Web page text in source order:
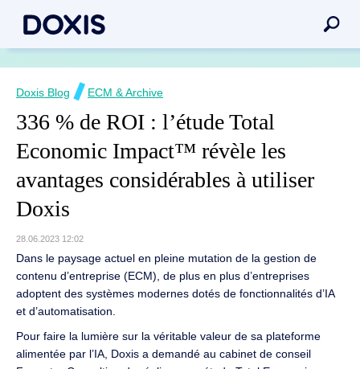
Doxis Blog ECM & Archive
336 % de ROI : l’étude Total
Economic Impact™ révèle les
avantages considérables à utiliser
Doxis
28.06.2023 12:02
Dans le paysage actuel en pleine mutation de la gestion de
contenu d’entreprise (ECM), de plus en plus d’entreprises
adoptent des systèmes modernes dotés de fonctionnalités d’IA
et d’automatisation.
Pour faire la lumière sur la véritable valeur de sa plateforme
alimentée par l’IA, Doxis a demandé au cabinet de conseil